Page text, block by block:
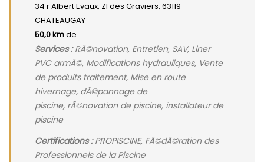
34 r Albert Evaux, ZI des Graviers, 63119
CHATEAUGAY
50,0 kmde
Services :RÃ©novation, Entretien, SAV, Liner
PVC armÃ©, Modifications hydrauliques, Vente
de produits traitement, Mise en route
hivernage, dÃ©pannage de
piscine, rÃ©novation de piscine, installateur de
piscine
Certifications :PROPISCINE, FÃ©dÃ©ration des
Professionnels de la Piscine